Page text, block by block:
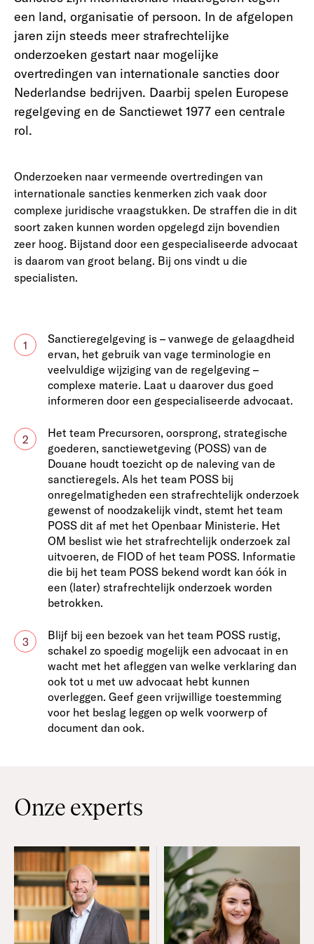
een land, organisatie of persoon. In de afgelopen
jaren zijn steeds meer strafrechtelijke
onderzoeken gestart naar mogelijke
overtredingen van internationale sancties door
Nederlandse bedrijven. Daarbij spelen Europese
regelgeving en de Sanctiewet 1977 een centrale
rol.
Onderzoeken naar vermeende overtredingen van
internationale sancties kenmerken zich vaak door
complexe juridische vraagstukken. De straffen die in dit
soort zaken kunnen worden opgelegd zijn bovendien
zeer hoog. Bijstand door een gespecialiseerde advocaat
is daarom van groot belang. Bij ons vindt u die
specialisten.
1
Sanctieregelgeving is – vanwege de gelaagdheid
ervan, het gebruik van vage terminologie en
veelvuldige wijziging van de regelgeving –
complexe materie. Laat u daarover dus goed
informeren door een gespecialiseerde advocaat.
2
Het team Precursoren, oorsprong, strategische
goederen, sanctiewetgeving (POSS) van de
Douane houdt toezicht op de naleving van de
sanctieregels. Als het team POSS bij
onregelmatigheden een strafrechtelijk onderzoek
gewenst of noodzakelijk vindt, stemt het team
POSS dit af met het Openbaar Ministerie. Het
OM beslist wie het strafrechtelijk onderzoek zal
uitvoeren, de FIOD of het team POSS. Informatie
die bij het team POSS bekend wordt kan óók in
een (later) strafrechtelijk onderzoek worden
betrokken.
3
Blijf bij een bezoek van het team POSS rustig,
schakel zo spoedig mogelijk een advocaat in en
wacht met het afleggen van welke verklaring dan
ook tot u met uw advocaat hebt kunnen
overleggen. Geef geen vrijwillige toestemming
voor het beslag leggen op welk voorwerp of
document dan ook.
Onze experts